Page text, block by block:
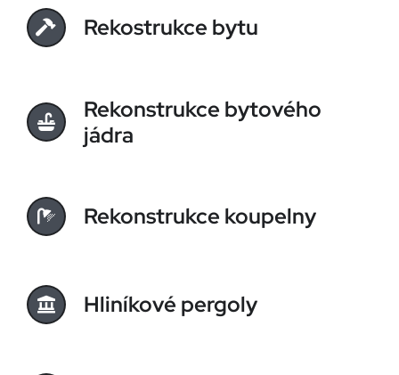
Rekostrukce bytu
Rekonstrukce bytového
jádra
Rekonstrukce koupelny
Hliníkové pergoly